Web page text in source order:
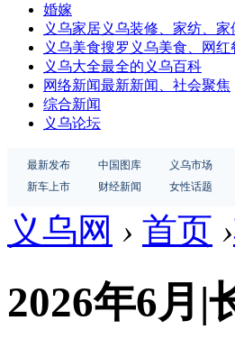
婚嫁
义乌家居义乌装修、家纺、家
义乌美食搜罗义乌美食、网红
义乌大全最全的义乌百科
网络新闻最新新闻、社会聚焦
综合新闻
义乌论坛
最新发布 中国图库 义乌市场
新车上市
财经新闻 女性话题
义乌网 › 首页 ›
2026年6月|